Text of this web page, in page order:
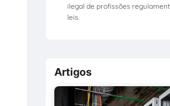
ilegal de profissões
leis.
Artigos